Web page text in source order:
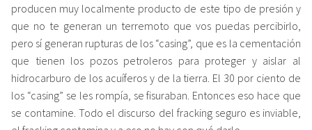
producen muy localmente producto de este tipo de presión y
que no te generan un terremoto que vos puedas percibirlo,
pero sí generan rupturas de los “casing”, que es la cementación
que tienen los pozos petroleros para proteger y aislar al
hidrocarburo de los acuíferos y de la tierra. El 30 por ciento de
los “casing” se les rompía, se fisuraban. Entonces eso hace que
se contamine. Todo el discurso del fracking seguro es inviable,